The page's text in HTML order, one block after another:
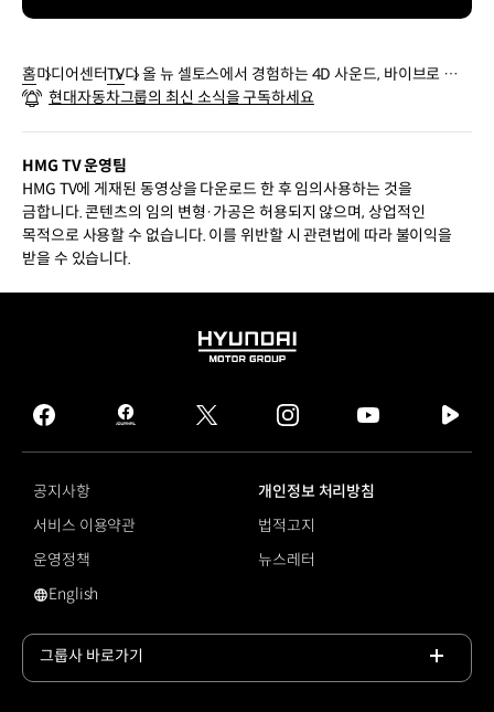
홈미디어센터TV디 올 뉴 셀토스에서 경험하는 4D 사운드, 바이브로 사운
드 시트 | 기아
현대자동차그룹의 최신 소식을 구독하세요
HMG TV 운영팀
HMG TV에 게재된 동영상을 다운로드 한 후 임의사용하는 것을
금합니다. 콘텐츠의 임의 변형·가공은 허용되지 않으며, 상업적인
목적으로 사용할 수 없습니다. 이를 위반할 시 관련법에 따라 불이익을
받을 수 있습니다.
HYUNDAI
GROUP
facebook
hmg
journal
twitter instagram
tv
공지사항
개인정보 처리방침
서비스 이용약관
법적고지
운영정책
뉴스레터
영문 사이트로 이동
English
그룹사 바로가기